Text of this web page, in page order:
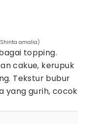
amalia)
topping.
cakue, kerupuk
Tekstur bubur
yang gurih, cocok